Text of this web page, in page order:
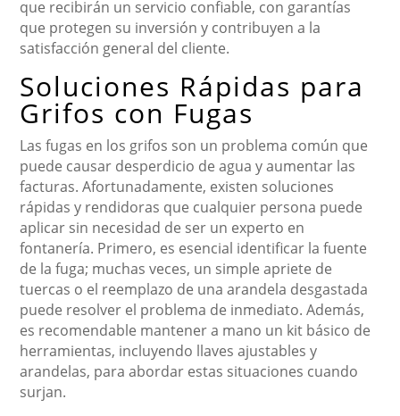
que recibirán un servicio confiable, con garantías
que protegen su inversión y contribuyen a la
satisfacción general del cliente.
Soluciones Rápidas para
Grifos con Fugas
Las fugas en los grifos son un problema común que
puede causar desperdicio de agua y aumentar las
facturas. Afortunadamente, existen soluciones
rápidas y rendidoras que cualquier persona puede
aplicar sin necesidad de ser un experto en
fontanería. Primero, es esencial identificar la fuente
de la fuga; muchas veces, un simple apriete de
tuercas o el reemplazo de una arandela desgastada
puede resolver el problema de inmediato. Además,
es recomendable mantener a mano un kit básico de
herramientas, incluyendo llaves ajustables y
arandelas, para abordar estas situaciones cuando
surjan.